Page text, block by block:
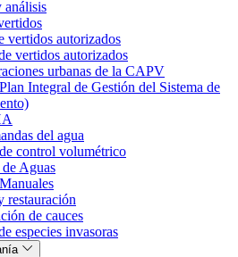
vertidos autorizados
vertidos autorizados
urbanas de la CAPV
Integral de Gestión del Sistema de
del agua
control volumétrico
Aguas
restauración
de cauces
especies invasoras